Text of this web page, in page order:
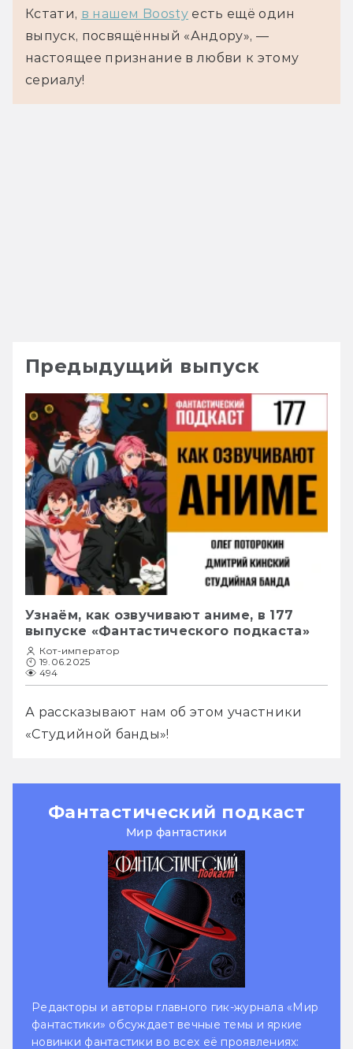
Кстати, в нашем Boosty есть ещё один
выпуск, посвящённый «Андору», —
настоящее признание в любви к этому
сериалу!
Предыдущий выпуск
Узнаём, как озвучивают аниме, в 177
выпуске «Фантастического подкаста»
Кот-император
19.06.2025
494
А рассказывают нам об этом участники
«Студийной банды»!
Фантастический подкаст
Мир фантастики
Редакторы и авторы главного гик-журнала «Мир
фантастики» обсуждает вечные темы и яркие
новинки фантастики во всех её проявлениях: